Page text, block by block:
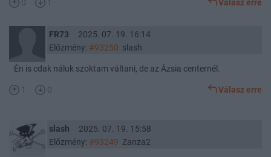
0 1 Válasz erre
FR73
2025. 07. 19. 16:14
Előzmény: #93250 slash
Én is cdak náluk szoktam váltani, de az Ázsia centernél.
1 0 Válasz erre
slash
2025. 07. 19. 15:58
Előzmény: #93249 Zanza2